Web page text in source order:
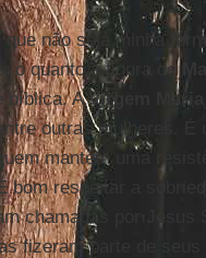
não seja minha
o quanto a figura de
bíblica. AVirgem Maria
outras mulheres. É
mantém uma
respeitar a
chamadas por Jesus
fizeram parte de